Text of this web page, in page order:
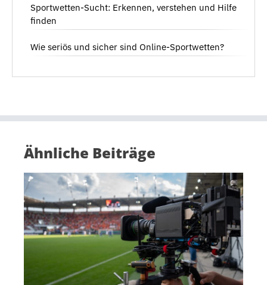
Sportwetten-Sucht: Erkennen, verstehen und Hilfe
finden
Wie seriös und sicher sind Online-Sportwetten?
Ähnliche Beiträge